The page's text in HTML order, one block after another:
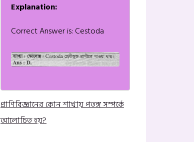
Explanation:
Correct Answer is: Cestoda
প্রাণিবিজ্ঞানের কোন শাখায় পতঙ্গ সম্পর্কে
আলোচিত হয়?